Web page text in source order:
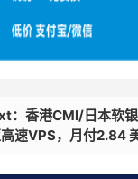
：香港CMI/日本软
速VPS，月付2.84